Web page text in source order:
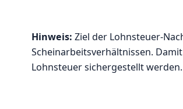
Hinweis: Ziel der Lohnsteuer-
Scheinarbeitsverhältnissen.
Lohnsteuer sichergestellt werden.